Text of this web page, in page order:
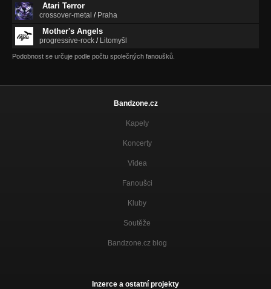
Atari Terror
crossover-metal / Praha
Mother's Angels
progressive-rock / Litomyšl
Podobnost se určuje podle počtu společných fanoušků.
Bandzone.cz
Kapely
Koncerty
Videa
Fanoušci
Kluby
Soutěže
Bandzone.cz blog
Inzerce a ostatní projekty